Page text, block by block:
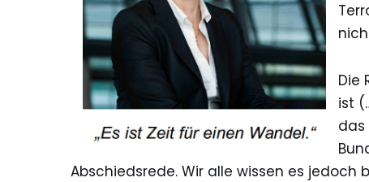
Die
ist
das
Abschiedsrede. Wir alle wissen es jedoch